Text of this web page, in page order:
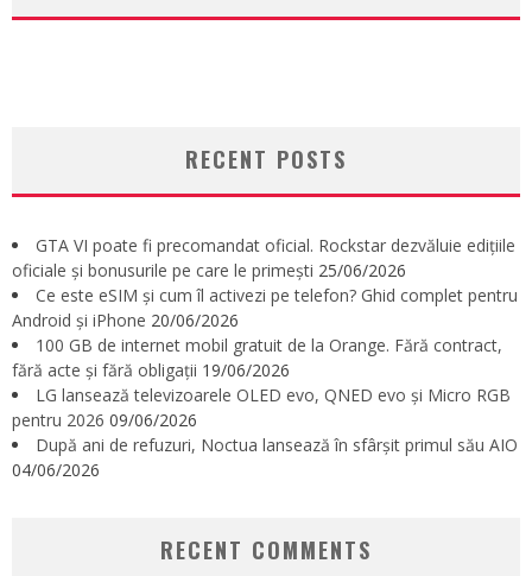
RECENT POSTS
GTA VI poate fi precomandat oficial. Rockstar dezvăluie edițiile
oficiale și bonusurile pe care le primești 25/06/2026
Ce este eSIM și cum îl activezi pe telefon? Ghid complet pentru
Android și iPhone 20/06/2026
100 GB de internet mobil gratuit de la Orange. Fără contract,
fără acte și fără obligații 19/06/2026
LG lansează televizoarele OLED evo, QNED evo și Micro RGB
pentru 2026 09/06/2026
După ani de refuzuri, Noctua lansează în sfârșit primul său AIO
04/06/2026
RECENT COMMENTS